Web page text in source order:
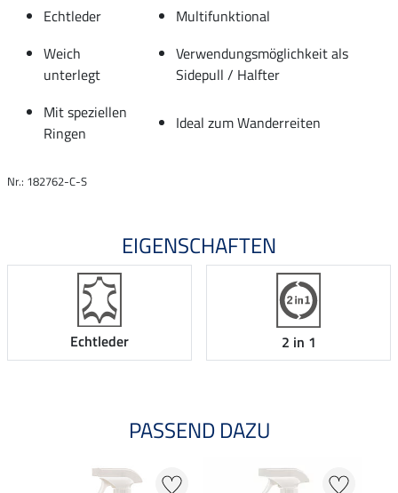
Echtleder
Multifunktional
Weich
unterlegt
Verwendungsmöglichkeit als
Sidepull / Halfter
Mit speziellen
Ringen
Ideal zum Wanderreiten
Nr.: 182762-C-S
EIGENSCHAFTEN
Echtleder 2 in 1
PASSEND DAZU